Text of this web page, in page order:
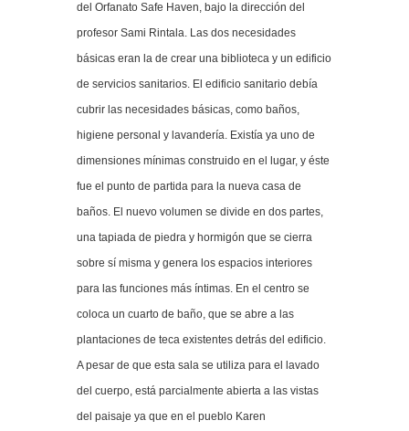
del Orfanato Safe Haven, bajo la dirección del
profesor Sami Rintala. Las dos necesidades
básicas eran la de crear una biblioteca y un edificio
de servicios sanitarios. El edificio sanitario debía
cubrir las necesidades básicas, como baños,
higiene personal y lavandería. Existía ya uno de
dimensiones mínimas construido en el lugar, y éste
fue el punto de partida para la nueva casa de
baños. El nuevo volumen se divide en dos partes,
una tapiada de piedra y hormigón que se cierra
sobre sí misma y genera los espacios interiores
para las funciones más íntimas. En el centro se
coloca un cuarto de baño, que se abre a las
plantaciones de teca existentes detrás del edificio.
A pesar de que esta sala se utiliza para el lavado
del cuerpo, está parcialmente abierta a las vistas
del paisaje ya que en el pueblo Karen